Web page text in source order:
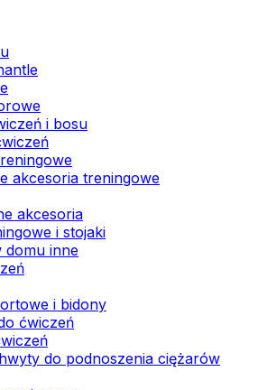
i bosu
akcesoria treningowe
akcesoria
i stojaki
domu inne
i bidony
ćwiczeń
do podnoszenia ciężarów